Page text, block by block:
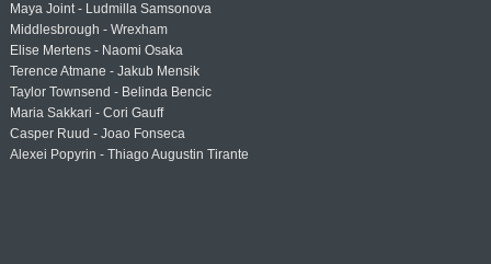
Maya Joint - Ludmilla Samsonova
Middlesbrough - Wrexham
Elise Mertens - Naomi Osaka
Terence Atmane - Jakub Mensik
Taylor Townsend - Belinda Bencic
Maria Sakkari - Cori Gauff
Casper Ruud - Joao Fonseca
Alexei Popyrin - Thiago Augustin Tirante